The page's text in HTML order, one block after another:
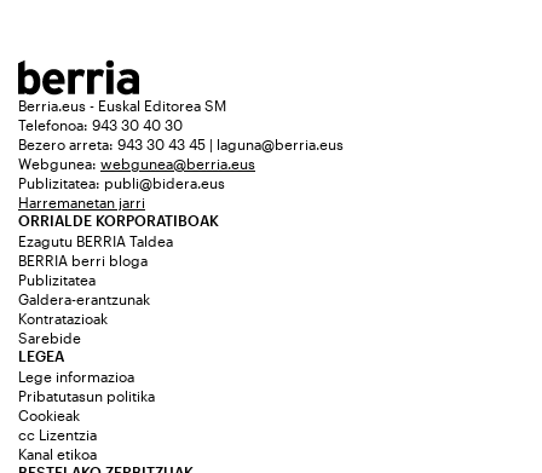
Berria.eus - Euskal Editorea SM
Telefonoa: 943 30 40 30
Bezero arreta: 943 30 43 45 | laguna@berria.eus
Webgunea: webgunea@berria.eus
Publizitatea: publi@bidera.eus
Harremanetan jarri
ORRIALDE KORPORATIBOAK
Ezagutu BERRIA Taldea
BERRIA berri bloga
Publizitatea
Galdera-erantzunak
Kontratazioak
Sarebide
LEGEA
Lege informazioa
Pribatutasun politika
Cookieak
cc Lizentzia
Kanal etikoa